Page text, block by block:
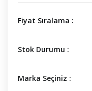
Fiyat Sıralama :
Stok Durumu :
Marka Seçiniz :